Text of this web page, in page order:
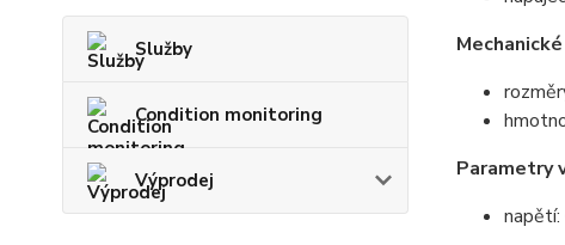
Služby
Condition monitoring
Výprodej
Parametry